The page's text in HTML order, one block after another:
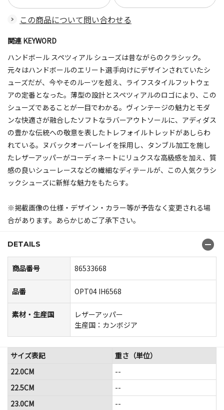
この商品について問い合わせる
関連 KEYWORD
ハンドボール スペツィアル シューズは昔ながらのクラシック。
元々はハンドボールのエリート選手向けにデザインされていたシ
ューズだが、今やそのルーツを超え、ライフスタイルフットウェ
アの定番となった。薄型の設計とスペツィアルのロゴにより、この
シューズであることが一目でわかる。ヴィンテージの魅力とモダ
ンな快適さが融合したソフトなラバーアウトソールに、アディダス
の豊かな伝統への敬意を表したトレフォイルトレッドがあしらわ
れている。ヌバックオーバーレイを採用し、タンブル加工を施し
たレザーアッパーがコーディネートにリュクスな高級感を加え、質
感の良いシューレースなどの繊細なディテールが、この人気クラシ
ックシューズに新鮮な魅力をもたらす。
※掲載画像の仕様・デザイン・カラー等が予告なく変更される場
合があります。あらかじめご了承下さい。
DETAILS
商品番号 86533668
品番 OPT04 IH6568
素材・生産国
レザーアッパー
生産国：カンボジア
サイズ表記
重さ（単位）
22.0CM
--
22.5CM
--
23.0CM
--